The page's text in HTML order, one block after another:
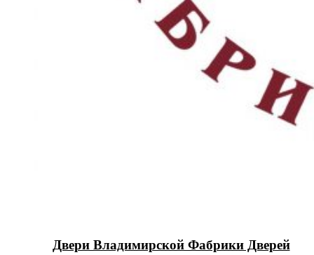
Двери Владимирской Фабрики Дверей